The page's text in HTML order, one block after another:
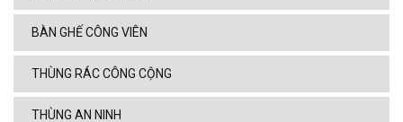
BÀN GHẾ CÔNG VIÊN
THÙNG RÁC CÔNG CỘNG
THÙNG AN NINH